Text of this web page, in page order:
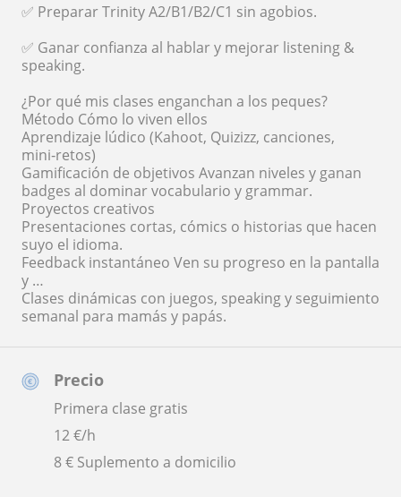
Precio
Primera clase gratis
12€/h
8 € Suplemento a domicilio
✅ Preparar Trinity A2/B1/B2/C1 sin agobios.
✅ Ganar confianza al hablar y mejorar listening &
speaking.
¿Por qué mis clases enganchan a los peques?
Método Cómo lo viven ellos
Aprendizaje lúdico (Kahoot, Quizizz, canciones,
mini‑retos)
Gamificación de objetivos Avanzan niveles y ganan
badges al dominar vocabulario y grammar.
Proyectos creativos
Presentaciones cortas, cómics o historias que hacen
suyo el idioma.
Feedback instantáneo Ven su progreso en la pantalla
y …
Clases dinámicas con juegos, speaking y seguimiento
semanal para mamás y papás.